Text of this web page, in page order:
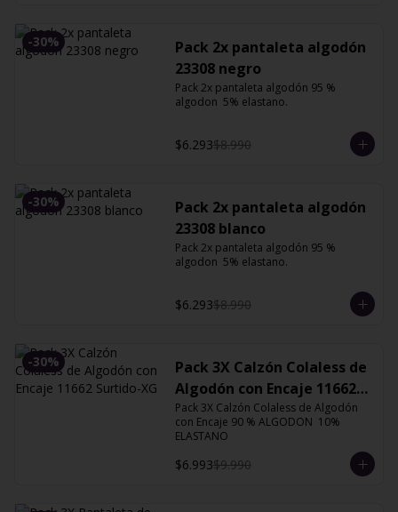
-30%
Pack 2x pantaleta algodón
23308 negro
Pack 2x pantaleta algodón 95 %
algodon  5% elastano.
$6.293$8.990
-30%
Pack 2x pantaleta algodón
23308 blanco
Pack 2x pantaleta algodón 95 %
algodon  5% elastano.
$6.293$8.990
-30%
Pack 3X Calzón Colaless de
Algodón con Encaje 11662
Surtido-XG
Pack 3X Calzón Colaless de Algodón
con Encaje 90 % ALGODON  10%
ELASTANO
$6.993$9.990